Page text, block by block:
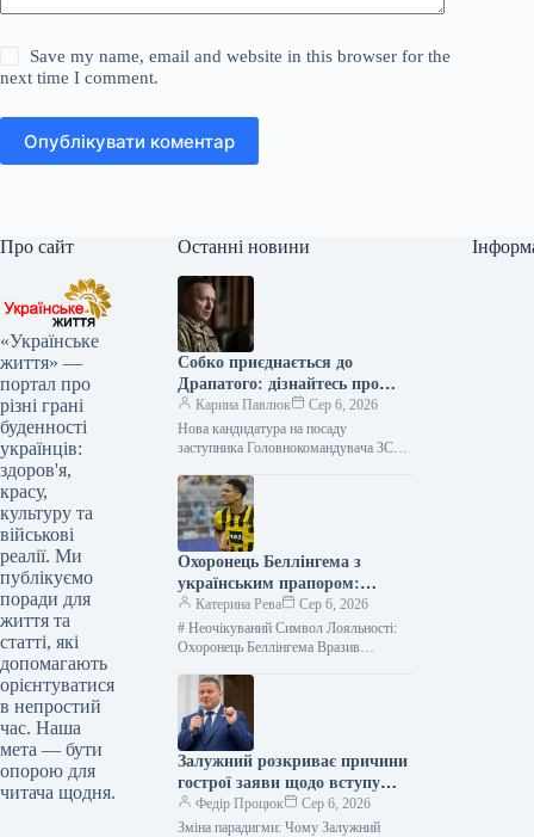
Save my name, email and website in this browser for the
next time I comment.
Опублікувати коментар
Про сайт
«Українське
життя» —
портал про
різні грані
буденності
українців:
здоров'я,
красу,
культуру та
військові
реалії. Ми
публікуємо
поради для
життя та
статті, які
допомагають
орієнтуватися
в непростий
час. Наша
мета — бути
опорою для
читача щодня.
Останні новини
Собко приєднається до
Драпатого: дізнайтесь про
нового заступника
Карина Павлюк
Сер 6, 2026
Нова кандидатура на посаду
заступника Головнокомандувача ЗСУ
корпусу Сергій Собко готується
обійняти посаду заступника
Головнокомандувача Збройними…
Охоронець Беллінгема з
українським прапором:
несподівана зустріч у Мадриді
Катерина Рева
Сер 6, 2026
# Неочікуваний Символ Лояльності:
Охоронець Беллінгема Вразив
англійської збірної та зірка
мадридського “Реала”, Джуд
Беллінгем, був…
Залужний розкриває причини
гострої заяви щодо вступу
України до НАТО
Федір Процюк
Сер 6, 2026
Зміна парадигми: Чому Залужний